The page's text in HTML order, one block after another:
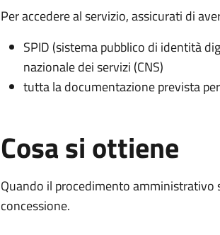
Per accedere al servizio, assicurati di
SPID (sistema pubblico di identità
nazionale dei servizi (CNS)
tutta la documentazione prevista
Cosa si ottiene
Quando il procedimento
concessione.